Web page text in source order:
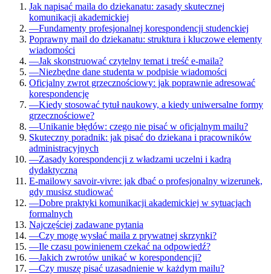
Jak napisać maila do dziekanatu: zasady skutecznej
komunikacji akademickiej
—Fundamenty profesjonalnej korespondencji studenckiej
Poprawny mail do dziekanatu: struktura i kluczowe elementy
wiadomości
—Jak skonstruować czytelny temat i treść e-maila?
—Niezbędne dane studenta w podpisie wiadomości
Oficjalny zwrot grzecznościowy: jak poprawnie adresować
korespondencję
—Kiedy stosować tytuł naukowy, a kiedy uniwersalne formy
grzecznościowe?
—Unikanie błędów: czego nie pisać w oficjalnym mailu?
Skuteczny poradnik: jak pisać do dziekana i pracowników
administracyjnych
—Zasady korespondencji z władzami uczelni i kadrą
dydaktyczną
E-mailowy savoir-vivre: jak dbać o profesjonalny wizerunek,
gdy musisz studiować
—Dobre praktyki komunikacji akademickiej w sytuacjach
formalnych
Najczęściej zadawane pytania
—Czy mogę wysłać maila z prywatnej skrzynki?
—Ile czasu powinienem czekać na odpowiedź?
—Jakich zwrotów unikać w korespondencji?
—Czy muszę pisać uzasadnienie w każdym mailu?